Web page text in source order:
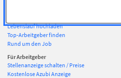
Lebenslauf hochladen
Top-Arbeitgeber finden
Rund um den Job
Für Arbeitgeber
Stellenanzeige schalten / Preise
Kostenlose Azubi Anzeige